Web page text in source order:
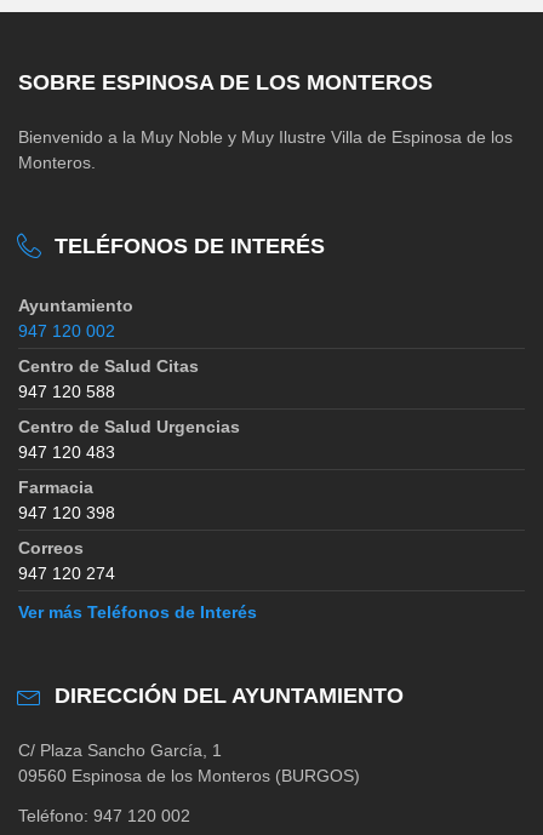
SOBRE ESPINOSA DE LOS MONTEROS
Bienvenido a la Muy Noble y Muy Ilustre Villa de Espinosa de los
Monteros.
TELÉFONOS DE INTERÉS
Ayuntamiento
947 120 002
Centro de Salud Citas
947 120 588
Centro de Salud Urgencias
947 120 483
Farmacia
947 120 398
Correos
947 120 274
Ver más Teléfonos de Interés
DIRECCIÓN DEL AYUNTAMIENTO
C/ Plaza Sancho García, 1
09560 Espinosa de los Monteros (BURGOS)
Teléfono: 947 120 002